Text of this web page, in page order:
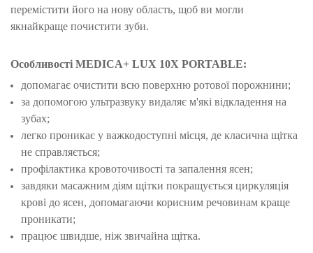
перемістити його на нову область, щоб ви могли
якнайкраще почистити зуби.
Особливості MEDICA+ LUX 10X PORTABLE:
допомагає очистити всю поверхню ротової порожнини;
за допомогою ультразвуку видаляє м'які відкладення на
зубах;
легко проникає у важкодоступні місця, де класична щітка
не справляється;
профілактика кровоточивості та запалення ясен;
завдяки масажним діям щітки покращується циркуляція
крові до ясен, допомагаючи корисним речовинам краще
проникати;
працює швидше, ніж звичайна щітка.